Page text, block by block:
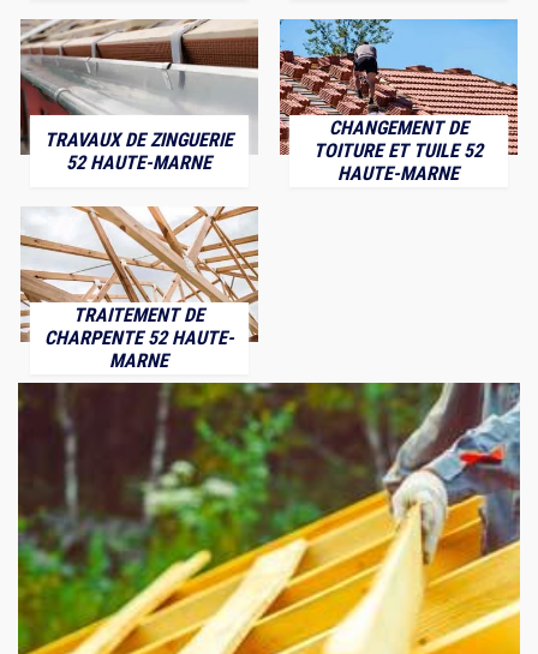
TRAVAUX DE ZINGUERIE
52 HAUTE-MARNE
CHANGEMENT DE
TOITURE ET TUILE 52
HAUTE-MARNE
TRAITEMENT DE
CHARPENTE 52 HAUTE-
MARNE